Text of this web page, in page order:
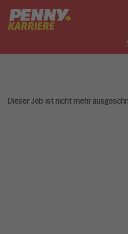
Dieser Job ist nicht mehr